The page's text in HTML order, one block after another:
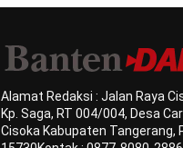
Alamat Redaksi : Jalan Raya
Kp. Saga, RT 004/004, Desa
Cisoka Kabupaten Tangerang,